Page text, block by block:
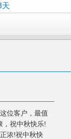
天
位客户，最值
，祝中秋快乐!
浓!祝中秋快